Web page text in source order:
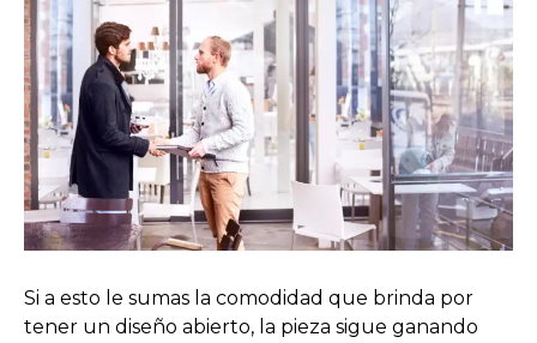
Si a esto le sumas la comodidad que brinda por
tener un diseño abierto, la pieza sigue ganando